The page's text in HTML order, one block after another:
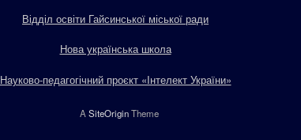
Відділ освіти Гайсинської міської ради
Нова українська школа
Науково-педагогічний проєкт «Інтелект України»
A SiteOriginTheme